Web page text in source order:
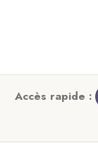
Accès rapide :